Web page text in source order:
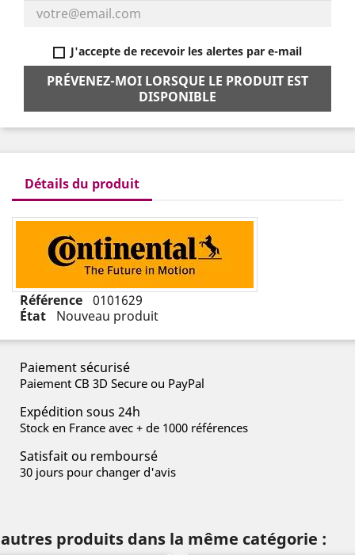
J'accepte de recevoir les alertes par e-mail
PRÉVENEZ-MOI LORSQUE LE PRODUIT EST
DISPONIBLE
Détails du produit
Référence 0101629
État
Nouveau produit
Paiement sécurisé
Paiement CB 3D Secure ou PayPal
Expédition sous 24h
Stock en France avec + de 1000 références
Satisfait ou remboursé
30 jours pour changer d'avis
produits dans la même catégorie :